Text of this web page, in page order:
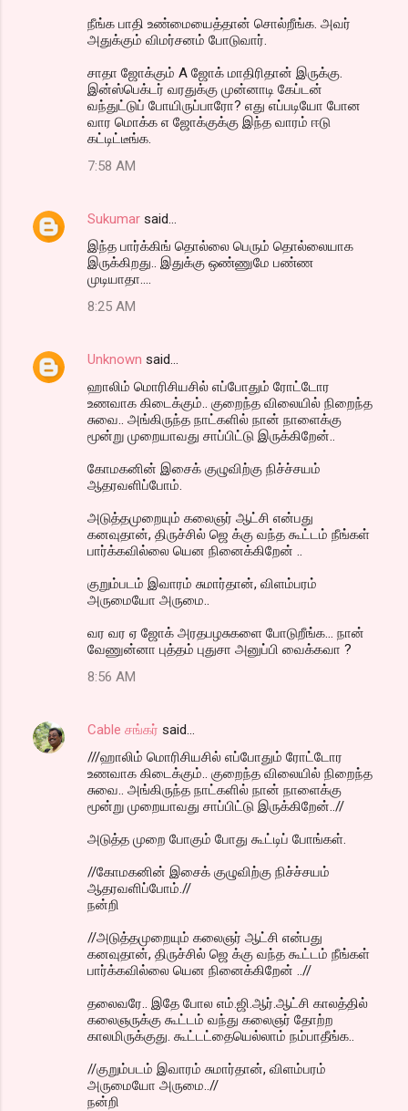
நீங்க பாதி உண்மையைத்தான் சொல்றீங்க. அவர்
அதுக்கும் விமர்சனம் போடுவார்.
சாதா ஜோக்கும் A ஜோக் மாதிரிதான் இருக்கு.
இன்ஸ்பெக்டர் வரதுக்கு முன்னாடி கேப்டன்
வந்துட்டுப் போயிருப்பாரோ? எது எப்படியோ போன
வார மொக்க எ ஜோக்குக்கு இந்த வாரம் ஈடு
கட்டிட்டீங்க.
7:58 AM
Sukumar said…
இந்த பார்க்கிங் தொல்லை பெரும் தொல்லையாக
இருக்கிறது.. இதுக்கு ஒண்ணுமே பண்ண
முடியாதா....
8:25 AM
Unknown said…
ஹாலிம் மொரிசியசில் எப்போதும் ரோட்டோர
உணவாக கிடைக்கும்.. குறைந்த விலையில் நிறைந்த
சுவை.. அங்கிருந்த நாட்களில் நான் நாளைக்கு
மூன்று முறையாவது சாப்பிட்டு இருக்கிறேன்..
கோமகனின் இசைக் குழுவிற்கு நிச்ச்சயம்
ஆதரவளிப்போம்.
அடுத்தமுறையும் கலைஞர் ஆட்சி என்பது
கனவுதான், திருச்சில் ஜெ க்கு வந்த கூட்டம் நீங்கள்
பார்க்கவில்லை யென நினைக்கிறேன் ..
குறும்படம் இவாரம் சுமார்தான், விளம்பரம்
அருமையோ அருமை..
வர வர ஏ ஜோக் அரதபழசுகளை போடுறீங்க... நான்
வேணுன்னா புத்தம் புதுசா அனுப்பி வைக்கவா ?
8:56 AM
Cable சங்கர் said…
///ஹாலிம் மொரிசியசில் எப்போதும் ரோட்டோர
உணவாக கிடைக்கும்.. குறைந்த விலையில் நிறைந்த
சுவை.. அங்கிருந்த நாட்களில் நான் நாளைக்கு
மூன்று முறையாவது சாப்பிட்டு இருக்கிறேன்..//
அடுத்த முறை போகும் போது கூட்டிப் போங்கள்.
//கோமகனின் இசைக் குழுவிற்கு நிச்ச்சயம்
ஆதரவளிப்போம்.//
நன்றி
//அடுத்தமுறையும் கலைஞர் ஆட்சி என்பது
கனவுதான், திருச்சில் ஜெ க்கு வந்த கூட்டம் நீங்கள்
பார்க்கவில்லை யென நினைக்கிறேன் ..//
தலைவரே.. இதே போல எம்.ஜி.ஆர்.ஆட்சி காலத்தில்
கலைஞருக்கு கூட்டம் வந்து கலைஞர் தோற்ற
காலமிருக்குது. கூட்டட்தையெல்லாம் நம்பாதீங்க..
//குறும்படம் இவாரம் சுமார்தான், விளம்பரம்
அருமையோ அருமை..//
நன்றி